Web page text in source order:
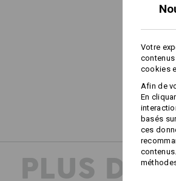
PLUS
Votre
cookies
Afin de
En
basés
ces